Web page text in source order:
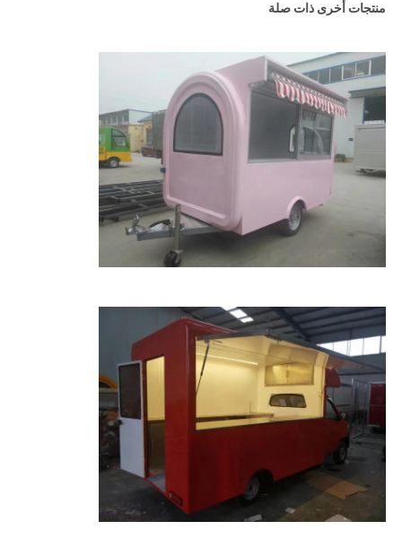
منتجات أخرى ذات صلة